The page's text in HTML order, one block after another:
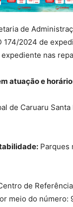
de
174/2024 de
nas
atuação e
de Caruaru
Parques
de
meio do número: